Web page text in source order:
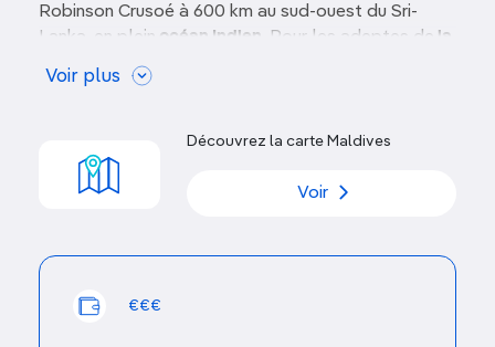
Robinson Crusoé à 600 km au sud-ouest du Sri-
Lanka, en plein océan Indien . Pour les adeptes de la
, la simple évocation de ce nom est
synonyme de
Ces îles prodigieuses sont enfin
accessibles aux
voyageurs indépendants
nécessaire de descendre dans une île-hôtel à l’écart
intrépides peuvent désormais suivre leur propre
Maldiviens, aussi pieux qu’accueillants. Grâce à un
Voir plus
Découvrez la carte Maldives
Voir
€€€